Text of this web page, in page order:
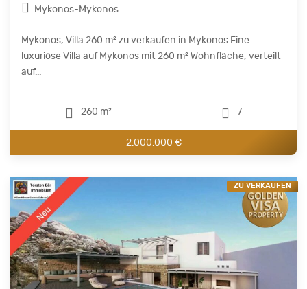
Mykonos-Mykonos
Mykonos, Villa 260 m² zu verkaufen in Mykonos Eine
luxuriöse Villa auf Mykonos mit 260 m² Wohnfläche, verteilt
auf...
260 m² 7
2.000.000 €
ZU VERKAUFEN